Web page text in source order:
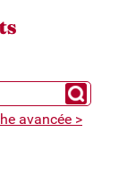
Chercher
avancée >